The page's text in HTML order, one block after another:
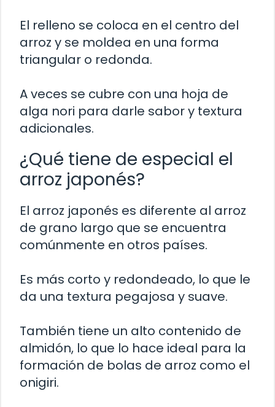
El relleno se coloca en el centro del
arroz y se moldea en una forma
triangular o redonda.
A veces se cubre con una hoja de
alga nori para darle sabor y textura
adicionales.
¿Qué tiene de especial el
arroz japonés?
El arroz japonés es diferente al arroz
de grano largo que se encuentra
comúnmente en otros países.
Es más corto y redondeado, lo que le
da una textura pegajosa y suave.
También tiene un alto contenido de
almidón, lo que lo hace ideal para la
formación de bolas de arroz como el
onigiri.